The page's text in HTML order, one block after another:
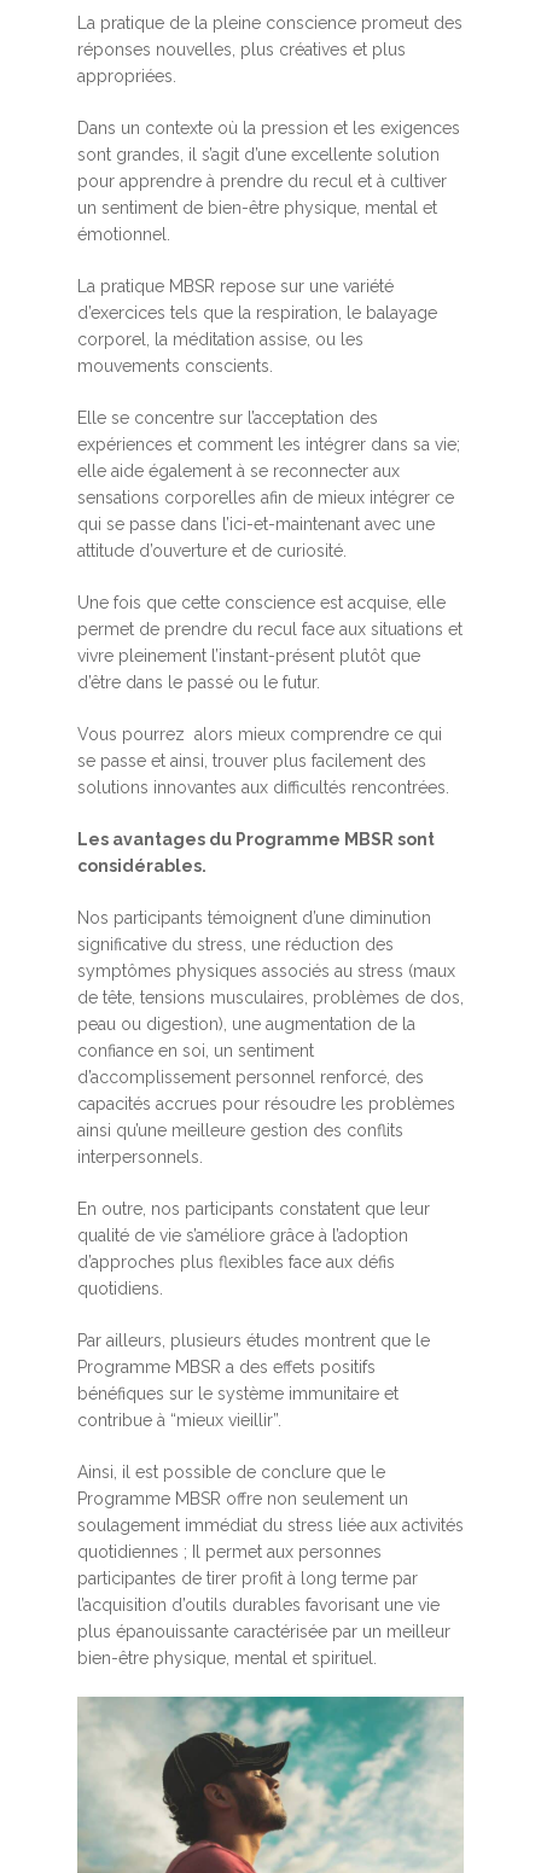
La pratique de la pleine conscience promeut des
réponses nouvelles, plus créatives et plus
appropriées.
Dans un contexte où la pression et les exigences
sont grandes, il s’agit d’une excellente solution
pour apprendre à prendre du recul et à cultiver
un sentiment de bien-être physique, mental et
émotionnel.
La pratique MBSR repose sur une variété
d’exercices tels que la respiration, le balayage
corporel, la méditation assise, ou les
mouvements conscients.
Elle se concentre sur l’acceptation des
expériences et comment les intégrer dans sa vie;
elle aide également à se reconnecter aux
sensations corporelles afin de mieux intégrer ce
qui se passe dans l’ici-et-maintenant avec une
attitude d’ouverture et de curiosité.
Une fois que cette conscience est acquise, elle
permet de prendre du recul face aux situations et
vivre pleinement l’instant-présent plutôt que
d’être dans le passé ou le futur.
Vous pourrez alors mieux comprendre ce qui
se passe et ainsi, trouver plus facilement des
solutions innovantes aux difficultés rencontrées.
Les avantages du Programme MBSR sont
considérables.
Nos participants témoignent d’une diminution
significative du stress, une réduction des
symptômes physiques associés au stress (maux
de tête, tensions musculaires, problèmes de dos,
peau ou digestion), une augmentation de la
confiance en soi, un sentiment
d’accomplissement personnel renforcé, des
capacités accrues pour résoudre les problèmes
ainsi qu’une meilleure gestion des conflits
interpersonnels.
En outre, nos participants constatent que leur
qualité de vie s’améliore grâce à l’adoption
d’approches plus flexibles face aux défis
quotidiens.
Par ailleurs, plusieurs études montrent que le
Programme MBSR a des effets positifs
bénéfiques sur le système immunitaire et
contribue à “mieux vieillir”.
Ainsi, il est possible de conclure que le
Programme MBSR offre non seulement un
soulagement immédiat du stress liée aux activités
quotidiennes ; Il permet aux personnes
participantes de tirer profit à long terme par
l’acquisition d’outils durables favorisant une vie
plus épanouissante caractérisée par un meilleur
bien-être physique, mental et spirituel.